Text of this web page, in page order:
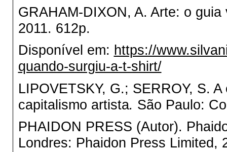
GRAHAM-DIXON, A. Arte: o
2011. 612p.
Disponível em: https://
quando-surgiu-a-t-shirt/
LIPOVETSKY, G.; SERROY, S.
capitalismo artista. São Paulo:
PHAIDON PRESS (Autor).
Londres: Phaidon Press Limited,